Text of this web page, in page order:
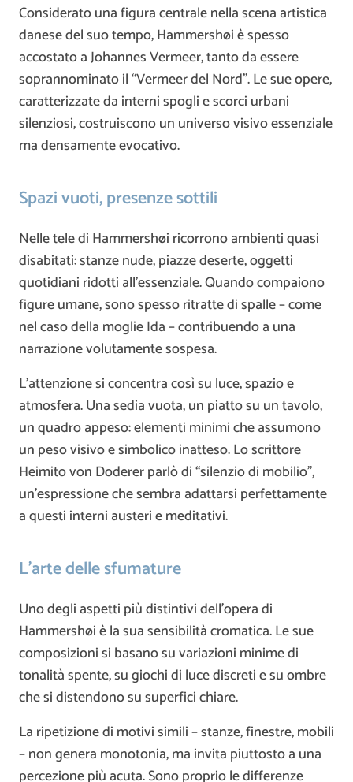
Considerato una figura centrale nella scena artistica
danese del suo tempo, Hammershøi è spesso
accostato aJohannes Vermeer, tanto da essere
soprannominato il “Vermeer del Nord”. Le sue opere,
caratterizzate da interni spogli e scorci urbani
silenziosi, costruiscono un universo visivo essenziale
ma densamente evocativo.
Spazi vuoti, presenze sottili
Nelle tele di Hammershøi ricorrono ambienti quasi
disabitati: stanze nude, piazze deserte, oggetti
quotidiani ridotti all’essenziale. Quando compaiono
figure umane, sono spesso ritratte di spalle – come
nel caso della moglie Ida – contribuendo a una
narrazione volutamente sospesa.
L’attenzione si concentra così su luce, spazio e
atmosfera. Una sedia vuota, un piatto su un tavolo,
un quadro appeso: elementi minimi che assumono
un peso visivo e simbolico inatteso. Lo scrittore
Heimito von Dodererparlò di “silenzio di mobilio”,
un’espressione che sembra adattarsi perfettamente
a questi interni austeri e meditativi.
L’arte delle sfumature
Uno degli aspetti più distintivi dell’opera di
Hammershøi è la sua sensibilità cromatica. Le sue
composizioni si basano su variazioni minime di
tonalità spente, su giochi di luce discreti e su ombre
che si distendono su superfici chiare.
La ripetizione di motivi simili – stanze, finestre, mobili
– non genera monotonia, ma invita piuttosto a una
percezione più acuta. Sono proprio le differenze